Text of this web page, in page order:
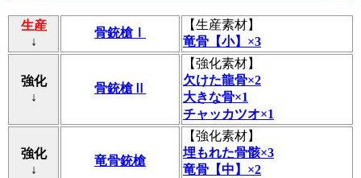
生産
↓
骨銃槍Ⅰ
【生産素材】
竜骨【小】×3
強化
↓
骨銃槍Ⅱ
【強化素材】
欠けた龍骨×2
大きな骨×1
チャッカツオ×1
強化
↓
竜骨銃槍
【強化素材】
埋もれた骨骸×3
竜骨【中】×2